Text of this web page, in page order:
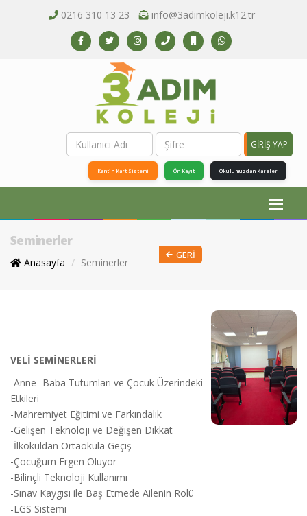
0216 310 13 23 info@3adimkoleji.k12.tr
GİRİŞ YAP
Kantin Kart Sistemi Ön Kayıt Okulumuzdan Kareler
Seminerler
Anasayfa Seminerler
GERI
VELİ SEMİNERLERİ
-Anne- Baba Tutumları ve Çocuk Üzerindeki
Etkileri
-Mahremiyet Eğitimi ve Farkındalık
-Gelişen Teknoloji ve Değişen Dikkat
-İlkokuldan Ortaokula Geçiş
-Çocuğum Ergen Oluyor
-Bilinçli Teknoloji Kullanımı
-Sınav Kaygısı ile Baş Etmede Ailenin Rolü
-LGS Sistemi